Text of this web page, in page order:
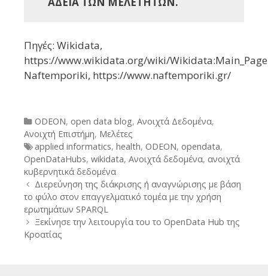
Πηγές: Wikidata,
https://www.wikidata.org/wiki/Wikidata:Main_Page
Naftemporiki, https://www.naftemporiki.gr/
Categories
ODEON, open data blog, Ανοιχτά Δεδομένα,
Ανοιχτή Επιστήμη, Μελέτες
Tags
applied informatics, health, ODEON, opendata,
OpenDataHubs, wikidata, Ανοιχτά δεδομένα, ανοιχτά
κυβερνητικά δεδομένα
Post
navigation
Διερεύνηση της διάκρισης ή αναγνώρισης με βάση
το φύλο στον επαγγελματικό τομέα με την χρήση
ερωτημάτων SPARQL
Ξεκίνησε την λειτουργία του το OpenData Hub της
Κροατίας